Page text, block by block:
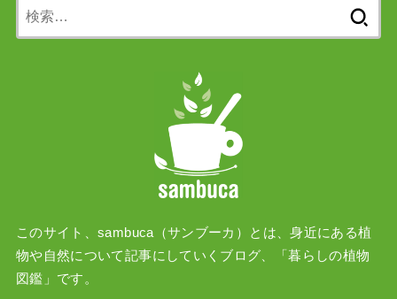
このサイト、sambuca（サンブーカ）とは、身近にある植
物や自然について記事にしていくブログ、「暮らしの植物
図鑑」です。